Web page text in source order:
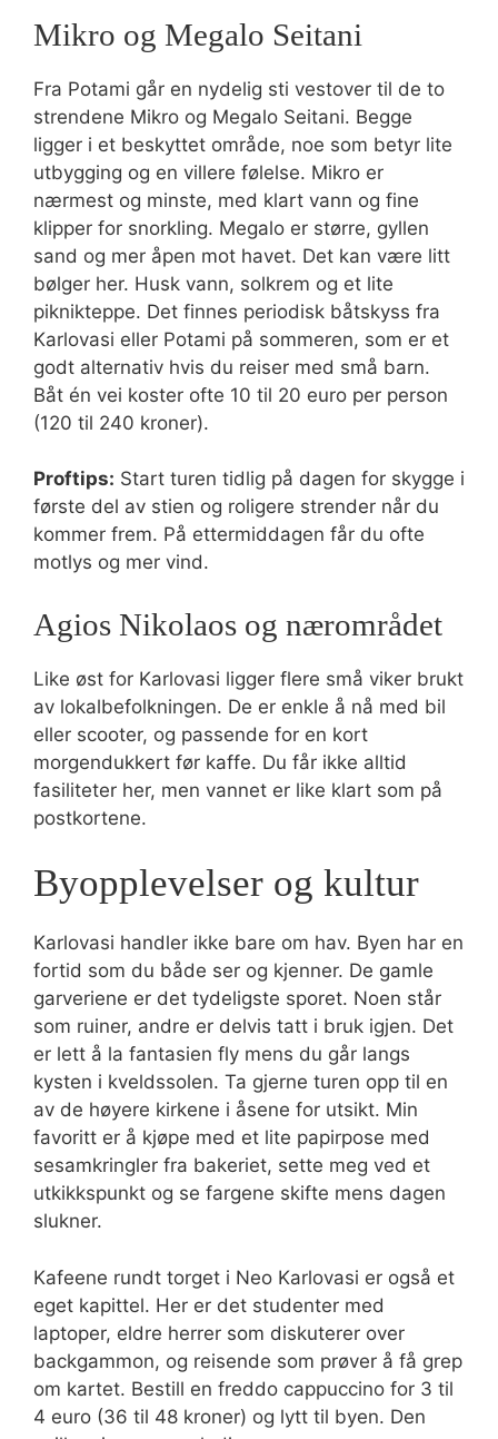
Mikro og Megalo Seitani
Fra Potami går en nydelig sti vestover til de to
strendene Mikro og Megalo Seitani. Begge
ligger i et beskyttet område, noe som betyr lite
utbygging og en villere følelse. Mikro er
nærmest og minste, med klart vann og fine
klipper for snorkling. Megalo er større, gyllen
sand og mer åpen mot havet. Det kan være litt
bølger her. Husk vann, solkrem og et lite
piknikteppe. Det finnes periodisk båtskyss fra
Karlovasi eller Potami på sommeren, som er et
godt alternativ hvis du reiser med små barn.
Båt én vei koster ofte 10 til 20 euro per person
(120 til 240 kroner).
Proftips: Start turen tidlig på dagen for skygge i
første del av stien og roligere strender når du
kommer frem. På ettermiddagen får du ofte
motlys og mer vind.
Agios Nikolaos og nærområdet
Like øst for Karlovasi ligger flere små viker brukt
av lokalbefolkningen. De er enkle å nå med bil
eller scooter, og passende for en kort
morgendukkert før kaffe. Du får ikke alltid
fasiliteter her, men vannet er like klart som på
postkortene.
Byopplevelser og kultur
Karlovasi handler ikke bare om hav. Byen har en
fortid som du både ser og kjenner. De gamle
garveriene er det tydeligste sporet. Noen står
som ruiner, andre er delvis tatt i bruk igjen. Det
er lett å la fantasien fly mens du går langs
kysten i kveldssolen. Ta gjerne turen opp til en
av de høyere kirkene i åsene for utsikt. Min
favoritt er å kjøpe med et lite papirpose med
sesamkringler fra bakeriet, sette meg ved et
utkikkspunkt og se fargene skifte mens dagen
slukner.
Kafeene rundt torget i Neo Karlovasi er også et
eget kapittel. Her er det studenter med
laptoper, eldre herrer som diskuterer over
backgammon, og reisende som prøver å få grep
om kartet. Bestill en freddo cappuccino for 3 til
4 euro (36 til 48 kroner) og lytt til byen. Den